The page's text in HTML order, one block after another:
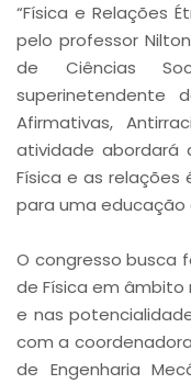
“Física e Relações
pelo professor
de Ciências
superinetendente
Afirmativas,
atividade abordará
Física e as relações
para uma
O congresso busca
de Física em âmbito
e nas
com a
de Engenharia